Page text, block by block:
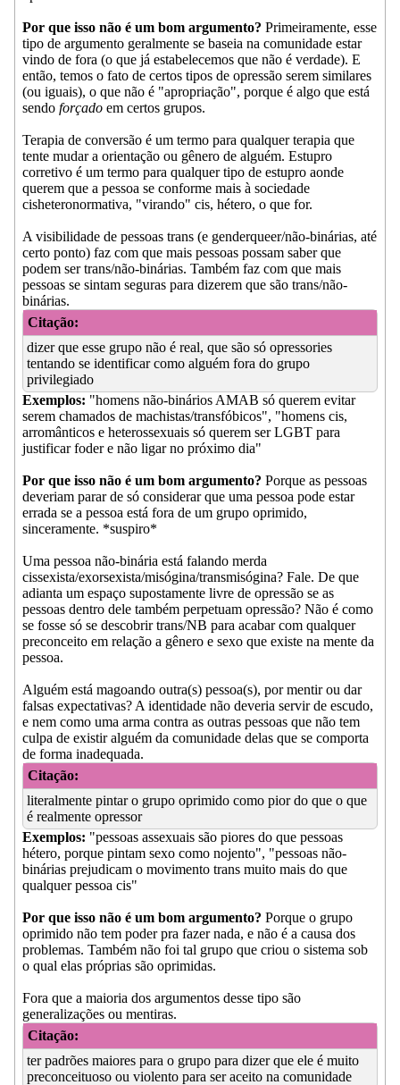
Por que isso não é um bom argumento? Primeiramente, esse
tipo de argumento geralmente se baseia na comunidade estar
vindo de fora (o que já estabelecemos que não é verdade). E
então, temos o fato de certos tipos de opressão serem similares
(ou iguais), o que não é "apropriação", porque é algo que está
sendo forçado em certos grupos.
Terapia de conversão é um termo para qualquer terapia que
tente mudar a orientação ou gênero de alguém. Estupro
corretivo é um termo para qualquer tipo de estupro aonde
querem que a pessoa se conforme mais à sociedade
cisheteronormativa, "virando" cis, hétero, o que for.
A visibilidade de pessoas trans (e genderqueer/não-binárias, até
certo ponto) faz com que mais pessoas possam saber que
podem ser trans/não-binárias. Também faz com que mais
pessoas se sintam seguras para dizerem que são trans/não-
binárias.
Citação:
dizer que esse grupo não é real, que são só opressories
tentando se identificar como alguém fora do grupo
privilegiado
Exemplos: "homens não-binários AMAB só querem evitar
serem chamados de machistas/transfóbicos", "homens cis,
arromânticos e heterossexuais só querem ser LGBT para
justificar foder e não ligar no próximo dia"
Por que isso não é um bom argumento? Porque as pessoas
deveriam parar de só considerar que uma pessoa pode estar
errada se a pessoa está fora de um grupo oprimido,
sinceramente. *suspiro*
Uma pessoa não-binária está falando merda
cissexista/exorsexista/misógina/transmisógina? Fale. De que
adianta um espaço supostamente livre de opressão se as
pessoas dentro dele também perpetuam opressão? Não é como
se fosse só se descobrir trans/NB para acabar com qualquer
preconceito em relação a gênero e sexo que existe na mente da
pessoa.
Alguém está magoando outra(s) pessoa(s), por mentir ou dar
falsas expectativas? A identidade não deveria servir de escudo,
e nem como uma arma contra as outras pessoas que não tem
culpa de existir alguém da comunidade delas que se comporta
de forma inadequada.
Citação:
literalmente pintar o grupo oprimido como pior do que o que
é realmente opressor
Exemplos: "pessoas assexuais são piores do que pessoas
hétero, porque pintam sexo como nojento", "pessoas não-
binárias prejudicam o movimento trans muito mais do que
qualquer pessoa cis"
Por que isso não é um bom argumento? Porque o grupo
oprimido não tem poder pra fazer nada, e não é a causa dos
problemas. Também não foi tal grupo que criou o sistema sob
o qual elas próprias são oprimidas.
Fora que a maioria dos argumentos desse tipo são
generalizações ou mentiras.
Citação:
ter padrões maiores para o grupo para dizer que ele é muito
preconceituoso ou violento para ser aceito na comunidade